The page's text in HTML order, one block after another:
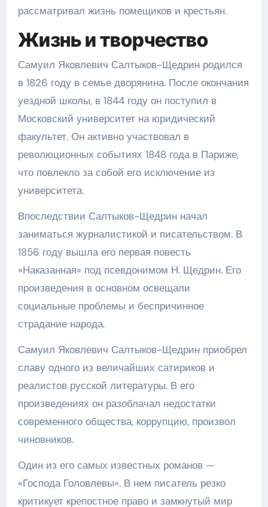
рассматривал жизнь помещиков и крестьян.
Жизнь и творчество
Самуил Яковлевич Салтыков-Щедрин родился
в 1826 году в семье дворянина. После окончания
уездной школы, в 1844 году он поступил в
Московский университет на юридический
факультет. Он активно участвовал в
революционных событиях 1848 года в Париже,
что повлекло за собой его исключение из
университета.
Впоследствии Салтыков-Щедрин начал
заниматься журналистикой и писательством. В
1856 году вышла его первая повесть
«Наказанная» под псевдонимом Н. Щедрин. Его
произведения в основном освещали
социальные проблемы и беспричинное
страдание народа.
Самуил Яковлевич Салтыков-Щедрин приобрел
славу одного из величайших сатириков и
реалистов русской литературы. В его
произведениях он разоблачал недостатки
современного общества, коррупцию, произвол
чиновников.
Один из его самых известных романов —
«Господа Головлевы». В нем писатель резко
критикует крепостное право и замкнутый мир